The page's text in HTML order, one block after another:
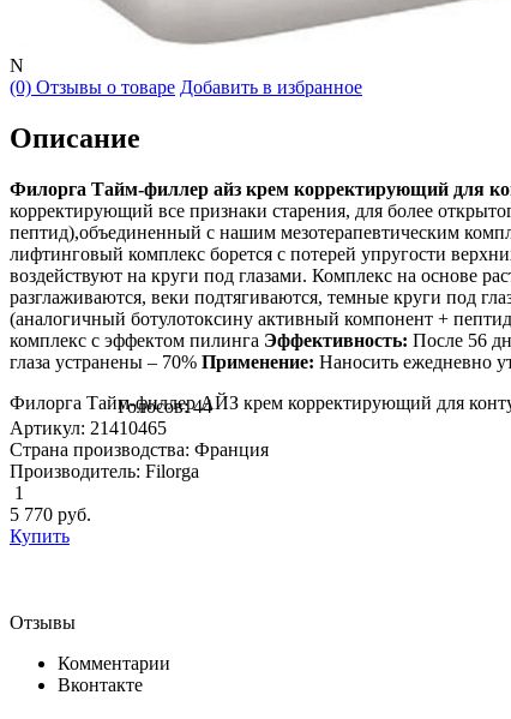
N
(0) Отзывы о товаре Добавить в избранное
Описание
Филорга Тайм-филлер айз крем корректирующий для
корректирующий все признаки старения, для более
пептид),объединенный с нашим мезотерапевтическим
лифтинговый комплекс борется с потерей упругости
воздействуют на круги под глазами. Комплекс на основе
разглаживаются, веки подтягиваются, темные круги под
(аналогичный ботулотоксину активный компонент +
комплекс с эффектом пилинга Эффективность: После 56
глаза устранены – 70% Применение: Наносить ежедневно
Филорга Тайм-филлер АЙЗ крем корректирующий для
Голосов: 44
Артикул: 21410465
Страна производства: Франция
Производитель: Filorga
1
5 770 руб.
Купить
Отзывы
Комментарии
Вконтакте